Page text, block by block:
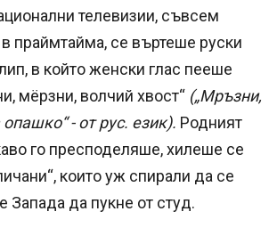
телевизии, съвсем
праймтайма, се въртеше руски
в който женски глас пееше
мёрзни, волчий хвост“ („Мръзни,
- от рус. език). Родният
го пресподеляше, хилеше се
които уж спирали да се
Запада да пукне от студ.